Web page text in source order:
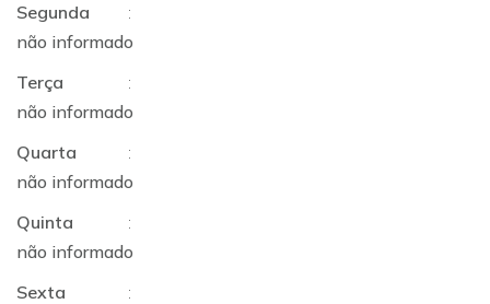
Segunda
:
não informado
Terça
:
não informado
Quarta
:
não informado
Quinta
:
não informado
Sexta
: